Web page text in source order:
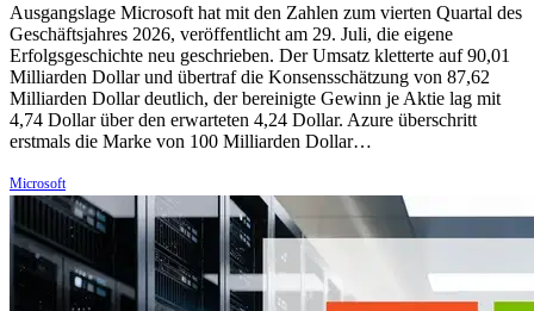
Ausgangslage Microsoft hat mit den Zahlen zum vierten Quartal des
Geschäftsjahres 2026, veröffentlicht am 29. Juli, die eigene
Erfolgsgeschichte neu geschrieben. Der Umsatz kletterte auf 90,01
Milliarden Dollar und übertraf die Konsensschätzung von 87,62
Milliarden Dollar deutlich, der bereinigte Gewinn je Aktie lag mit
4,74 Dollar über den erwarteten 4,24 Dollar. Azure überschritt
erstmals die Marke von 100 Milliarden Dollar…
Microsoft